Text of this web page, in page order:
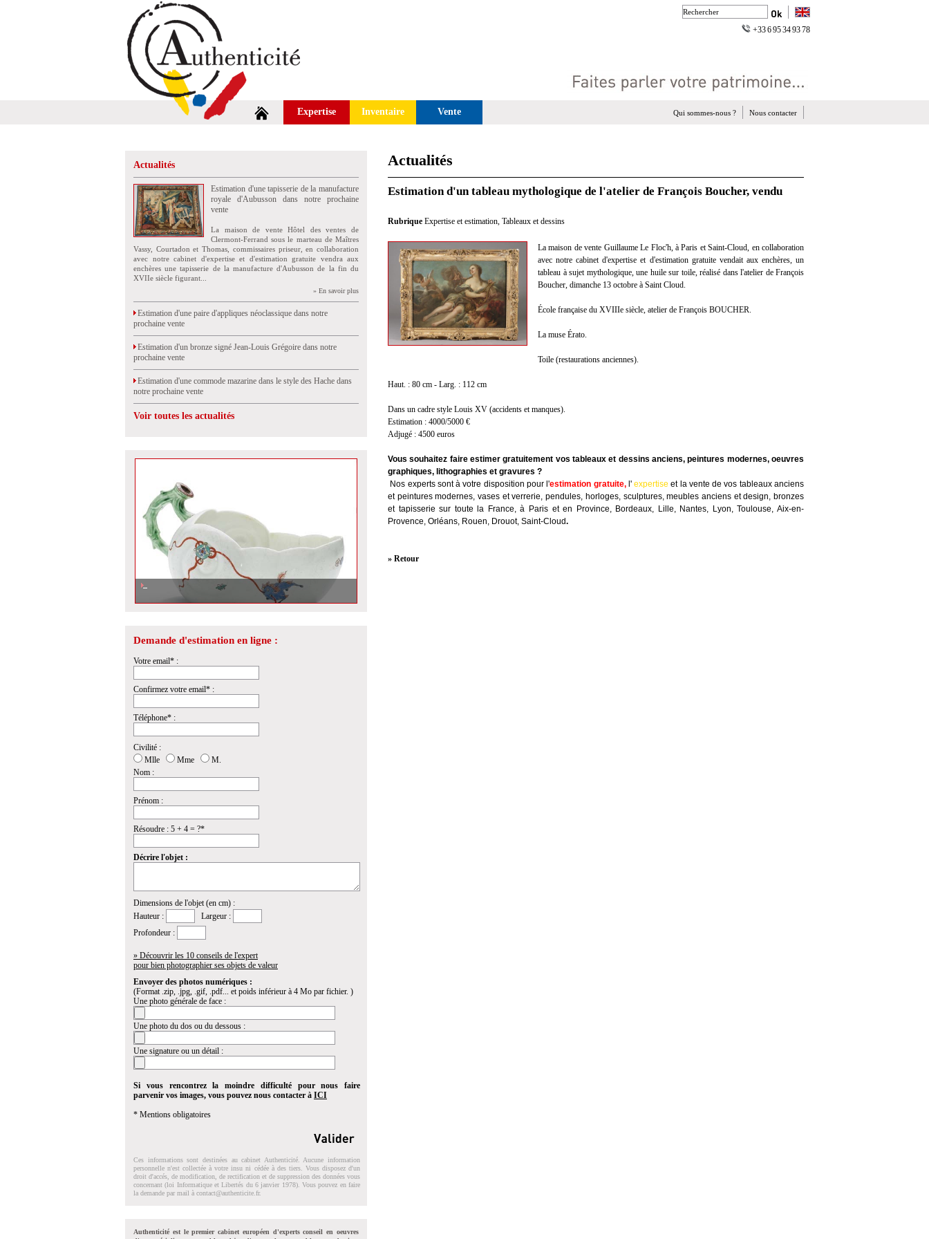
+33 6 95 34 93 78
Expertise Inventaire Vente Nous contacter
Qui sommes-nous ?
Actualités
Estimation d'une tapisserie de la manufacture
royale d'Aubusson dans notre prochaine
vente
La maison de vente Hôtel des ventes de
Clermont-Ferrand sous le marteau de Maîtres
Vassy, Courtadon et Thomas, commissaires priseur, en collaboration
avec notre cabinet d'expertise et d'estimation gratuite vendra aux
enchères une tapisserie de la manufacture d'Aubusson de la fin du
XVIIe siècle figurant...
» En savoir plus
Estimation d'une paire d'appliques néoclassique dans notre
prochaine vente
Estimation d'un bronze signé Jean-Louis Grégoire dans notre
prochaine vente
Estimation d'une commode mazarine dans le style des Hache dans
notre prochaine vente
Voir toutes les actualités
Demande d'estimation en ligne :
Votre email* :
Confirmez votre email* :
Téléphone* :
Civilité :
Mlle
Mme
M.
Nom :
Prénom :
Résoudre : 5 + 4 = ?*
Décrire l'objet :
Dimensions de l'objet (en cm) :
Hauteur :
Largeur :
Profondeur :
» Découvrir les 10 conseils de l'expert
pour bien photographier ses objets de valeur
Envoyer des photos numériques :
(Format .zip, .jpg, .gif, .pdf... et poids inférieur à 4 Mo par fichier. )
Une photo générale de face :
Une photo du dos ou du dessous :
Une signature ou un détail :
Si vous rencontrez la moindre difficulté pour nous faire
parvenir vos images, vous pouvez nous contacter à ICI
* Mentions obligatoires
Ces informations sont destinées au cabinet Authenticité. Aucune information
personnelle n'est collectée à votre insu ni cédée à des tiers. Vous disposez d'un
droit d'accés, de modification, de rectification et de suppression des données vous
concernant (loi Informatique et Libertés du 6 janvier 1978). Vous pouvez en faire
la demande par mail à contact@authenticite.fr.
Authenticité est le premier cabinet européen d'experts conseil en oeuvres
Actualités
Estimation d'un tableau mythologique de l'atelier de François Boucher, vendu
Rubrique Expertise et estimation, Tableaux et dessins
La maison de vente Guillaume Le Floc'h, à Paris et Saint-Cloud, en collaboration
avec notre cabinet d'expertise et d'estimation gratuite vendait aux enchères, un
tableau à sujet mythologique, une huile sur toile, réalisé dans l'atelier de François
Boucher, dimanche 13 octobre à Saint Cloud.
École française du XVIIIe siècle, atelier de François BOUCHER.
La muse Érato.
Toile (restaurations anciennes).
Haut. : 80 cm - Larg. : 112 cm
Dans un cadre style Louis XV (accidents et manques).
Estimation : 4000/5000 €
Adjugé : 4500 euros
Vous souhaitez faire estimer gratuitement vos tableaux et dessins anciens, peintures modernes, oeuvres
graphiques, lithographies et gravures ?
Nos experts sont à votre disposition pour l'estimation gratuite, l'expertise et la vente de vos tableaux anciens
et peintures modernes, vases et verrerie, pendules, horloges, sculptures, meubles anciens et design, bronzes
et tapisserie sur toute la France, à Paris et en Province, Bordeaux, Lille, Nantes, Lyon, Toulouse, Aix-en-
Provence, Orléans, Rouen, Drouot, Saint-Cloud.
» Retour